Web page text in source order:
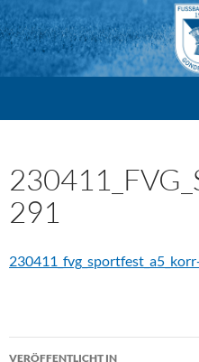
Zum
Inhalt
springen
291
Beitragsnavigation
VERÖFFENTLICHT IN